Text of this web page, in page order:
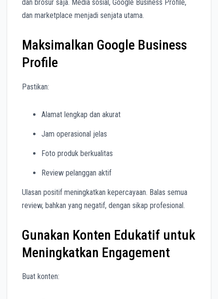
dan brosur saja. Media sosial, Google Business Profile,
dan marketplace menjadi senjata utama.
Maksimalkan Google Business
Profile
Pastikan:
Alamat lengkap dan akurat
Jam operasional jelas
Foto produk berkualitas
Review pelanggan aktif
Ulasan positif meningkatkan kepercayaan. Balas semua
review, bahkan yang negatif, dengan sikap profesional.
Gunakan Konten Edukatif untuk
Meningkatkan Engagement
Buat konten: